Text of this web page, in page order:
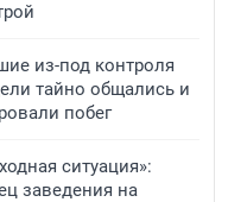
из-под контроля
тайно общались и
побег
ситуация»:
заведения на